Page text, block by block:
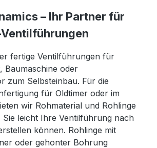
– Ihr Partner für
fertige Ventilführungen für
Baumaschine oder
zum Selbsteinbau. Für die
für Oldtimer oder im
wir Rohmaterial und Rohlinge
Sie leicht Ihre Ventilführung nach
können. Rohlinge mit
oder gehonter Bohrung